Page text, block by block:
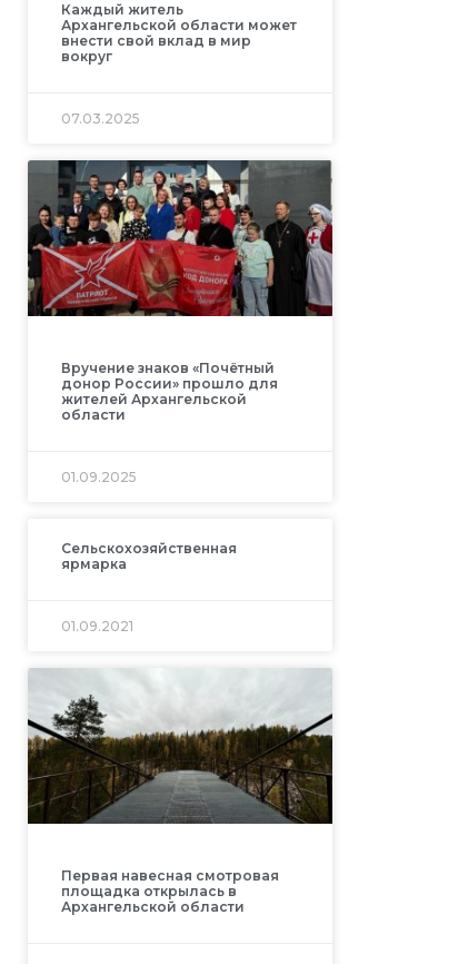
Каждый житель
Архангельской области может
внести свой вклад в мир
вокруг
07.03.2025
Вручение знаков «Почётный
донор России» прошло для
жителей Архангельской
области
01.09.2025
Сельскохозяйственная
ярмарка
01.09.2021
Первая навесная смотровая
площадка открылась в
Архангельской области